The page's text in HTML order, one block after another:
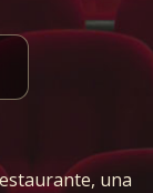
una